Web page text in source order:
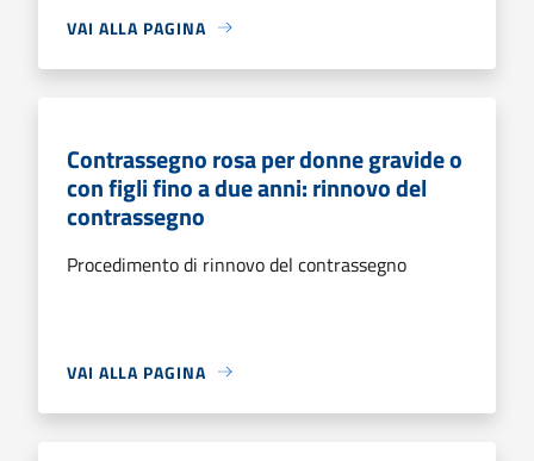
VAI ALLA PAGINA
Contrassegno rosa per donne gravide o
con figli fino a due anni: rinnovo del
contrassegno
Procedimento di rinnovo del contrassegno
VAI ALLA PAGINA